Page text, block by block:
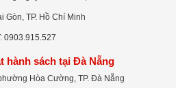
Gòn, TP. Hồ Chí Minh
0903.915.527
hành sách tại Đà Nẵng
Hòa Cường, TP. Đà Nẵng